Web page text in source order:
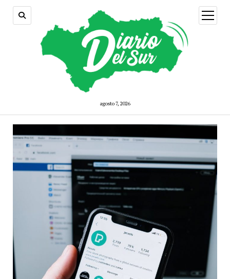
agosto 7, 2026
open
menu